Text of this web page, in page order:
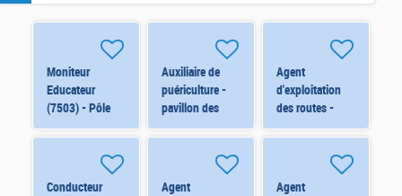
Moniteur
Educateur
(7503) - Pôle
Ados (15-18
Auxiliaire de
puériculture -
pavillon des
Loupiots -
Agent
d'exploitation
des routes -
Viabilité
André (Renfort)
Conducteur
Agent
Agent